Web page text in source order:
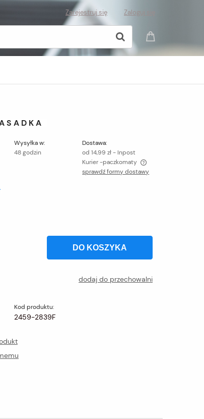
Zarejestruj się Zaloguj się
Wysyłka w:
48 godzin
Dostawa:
od 14,99 zł - Inpost
Kurier -paczkomaty
sprawdź formy dostawy
DO KOSZYKA
dodaj do przechowalni
Kod produktu:
2459-2839F